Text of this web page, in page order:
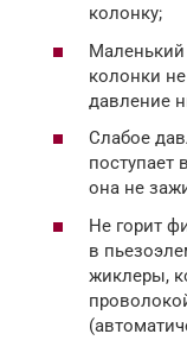
колонку;
колонки
давление
Слабое
поступает
она не
Не горит
в
жиклеры,